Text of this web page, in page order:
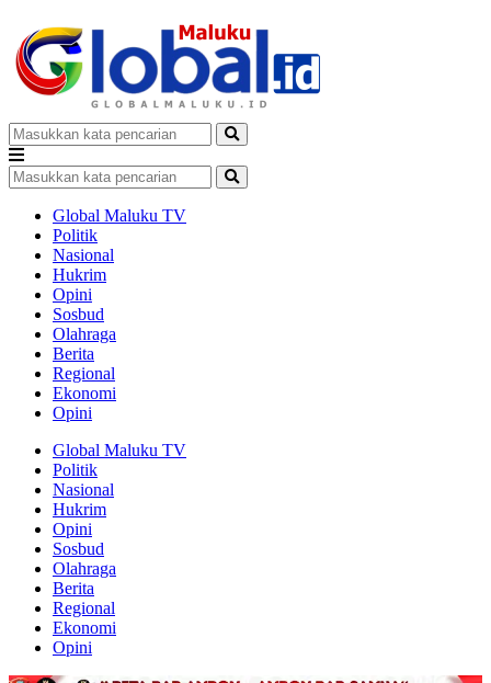
Global Maluku TV
Politik
Nasional
Hukrim
Opini
Sosbud
Olahraga
Berita
Regional
Ekonomi
Opini
Global Maluku TV
Politik
Nasional
Hukrim
Opini
Sosbud
Olahraga
Berita
Regional
Ekonomi
Opini